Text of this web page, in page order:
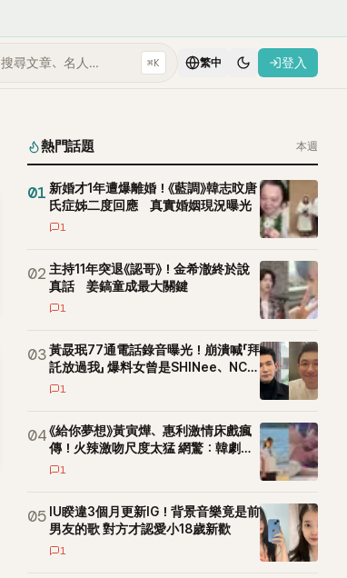
搜尋文章、名人… ⌘K 繁中 登入
熱門話題 本週
01 新婚才1年遭爆離婚！《藍調》韓志旼唐
氏症姊二度回應 真實婚姻現況曝光
1
02 主持11年突退《認哥》！金希澈終於說
真話 姜鎬童成最大關鍵
1
03黃晸珉77通電話錄音曝光！崩潰喊「拜
託放過我」 爆料女曾是SHINee、NCT
站姐
1
04《給你夢想》黃寅燁、惠利激情床戲瘋
傳！火辣激吻尺度太猛 網驚：韓劇太
敢拍
1
05 IU睽違3個月更新IG！背景音樂竟是前
男友的歌 對方才認愛小18歲新歡
1